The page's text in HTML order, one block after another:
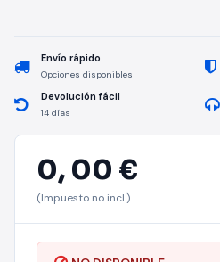
Envío rápido
Opciones disponibles
Devolución fácil
14 días
0, 00 €
(Impuesto no incl.)